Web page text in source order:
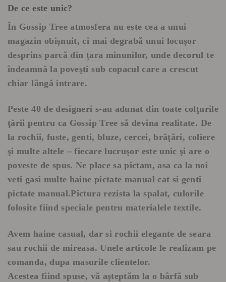
De ce este unic?
În Gossip Tree atmosfera nu este cea a unui
magazin obișnuit, ci mai degrabă unui locușor
desprins parcă din țara minunilor, unde decorul te
îndeamnă la poveşti sub copacul care a crescut
chiar lângă intrare.
Peste 40 de designeri s-au adunat din toate colţurile
ţării pentru ca Gossip Tree să devina realitate. De
la rochii, fuste, genti, bluze, cercei, brăţări, coliere
şi multe altele – fiecare lucruşor este unic şi are o
poveste de spus. Ne place sa pictam, asa ca la noi
veti gasi multe haine pictate manual cat si genti
pictate manual.Pictura rezista la spalat, culorile
folosite fiind speciale pentru materialele textile.
Avem haine casual, dar si rochii elegante de seara
sau rochii de mireasa. Unele articole le realizam pe
comanda, dupa masurile clientelor.
Acestea fiind spuse, vă aşteptăm la o bârfă sub